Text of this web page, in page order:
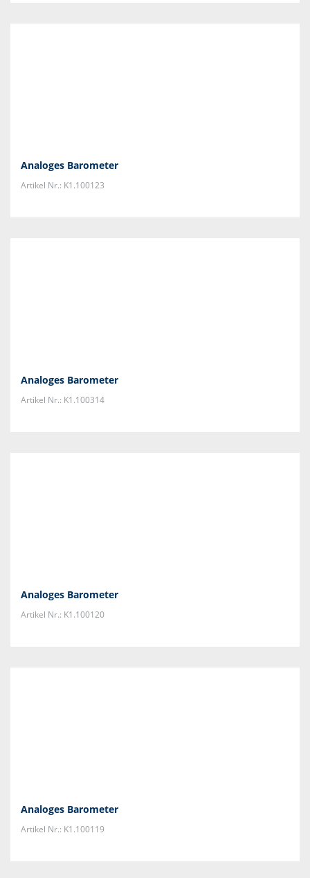
Analoges Barometer
Artikel Nr.: K1.100123
Analoges Barometer
Artikel Nr.: K1.100314
Analoges Barometer
Artikel Nr.: K1.100120
Analoges Barometer
Artikel Nr.: K1.100119